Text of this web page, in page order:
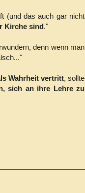
(und das auch gar nicht
Kirche sind."
denn wenn man
Wahrheit vertritt, sollte
sich an ihre Lehre zu